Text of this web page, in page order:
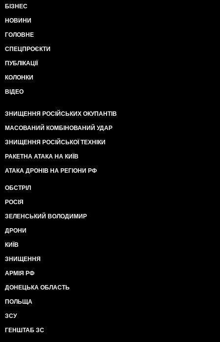
БІЗНЕС
НОВИНИ
ГОЛОВНЕ
СПЕЦПРОЄКТИ
ПУБЛІКАЦІЇ
КОЛОНКИ
ВІДЕО
ЗНИЩЕННЯ РОСІЙСЬКИХ ОКУПАНТІВ
МАСОВАНИЙ КОМБІНОВАНИЙ УДАР
ЗНИЩЕННЯ РОСІЙСЬКОЇ ТЕХНІКИ
РАКЕТНА АТАКА НА КИЇВ
АТАКА ДРОНІВ НА РЕГІОНИ РФ
ОБСТРІЛ
РОСІЯ
ЗЕЛЕНСЬКИЙ ВОЛОДИМИР
ДРОНИ
КИЇВ
ЗНИЩЕННЯ
АРМІЯ РФ
ДОНЕЦЬКА ОБЛАСТЬ
ПОЛЬЩА
ЗСУ
ГЕНШТАБ ЗС